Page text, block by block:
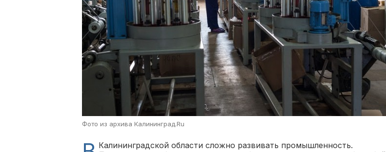
Фото из архива Калининград.Ru
Калининградской области сложно развивать промышленность.